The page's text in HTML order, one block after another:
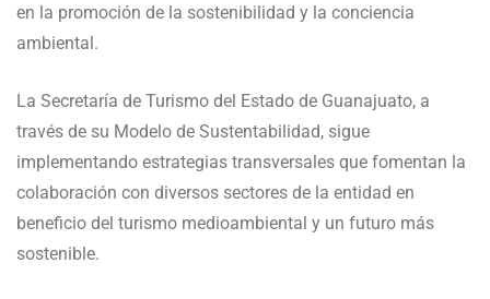
en la promoción de la sostenibilidad y la conciencia
ambiental.
La Secretaría de Turismo del Estado de Guanajuato, a
través de su Modelo de Sustentabilidad, sigue
implementando estrategias transversales que fomentan la
colaboración con diversos sectores de la entidad en
beneficio del turismo medioambiental y un futuro más
sostenible.